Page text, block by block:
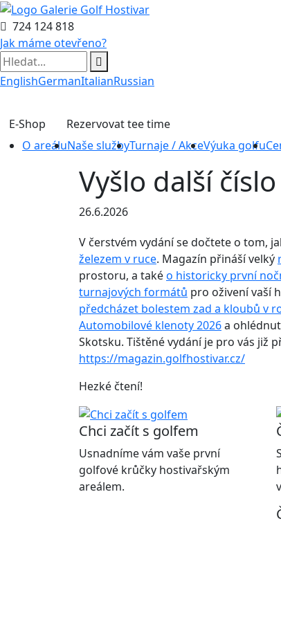
724 124 818
Jak máme otevřeno?
EnglishGermanItalianRussian
E-Shop
Rezervovat tee time
O areáluNaše službyTurnaje / AkceVýuka golfu
Vyšlo další
26.6.2026
V čerstvém vydání se dočtete o tom,
železem v ruce. Magazín přináší velký
prostoru, a takéo historicky první
turnajových formátů pro oživení vaší
předcházet bolestem zad a kloubů v
Automobilové klenoty 2026a
Skotsku. Tištěné vydání je pro vás již
https://magazin.golfhostivar.cz/
Hezké čtení!
Chci začít s golfem
Usnadníme vám vaše první
golfové krůčky hostivařským
areálem.